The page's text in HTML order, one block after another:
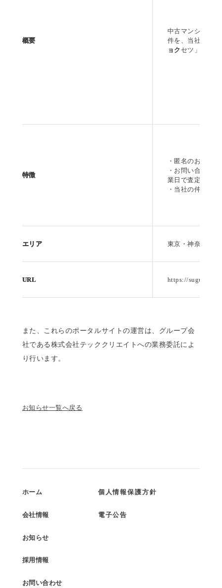
概要
中古マンション
件を、当社が、「
ョク セツ」に買
特徴
・匿名のお問い
・お問い合わせ
業日で査定・5営
・当社の仲介手
エリア 東京・神奈川・
URL https://
また、これらのポータルサイトの運営は、グループ会
社である株式会社テッククリエイトへの業務委託によ
り行います。
お知らせ一覧へ戻る
ホーム
会社情報
お知らせ
採用情報
お問い合わせ
個人情報保護方針
電子公告